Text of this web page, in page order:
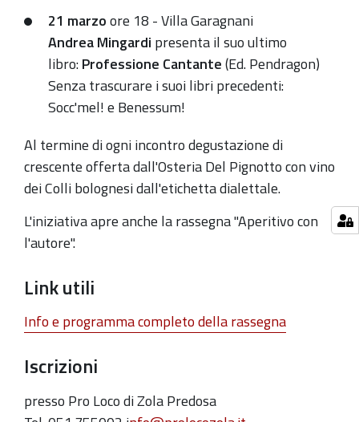
presenta
ultimo
libro:
Professione
Cantante
2019-
21T18:00:00+01:00
2019-
03-
21T20:00:00+01:00
Il
bolognese
5
21 marzoore 18 - Villa Garagnani
Andrea Mingardi presenta il suo ultimo
libro:Professione Cantante(Ed. Pendragon)
Senza trascurare i suoi libri precedenti:
Socc'mel! e Benessum!
Al termine di ogni incontro degustazione di
crescente offerta dall'Osteria Del Pignotto con vino
dei Colli bolognesi dall'etichetta dialettale.
L'iniziativa apre anche la rassegna "Aperitivo con
l'autore".
Link utili
Info e programma completo della rassegna
Iscrizioni
presso Pro Loco di Zola Predosa